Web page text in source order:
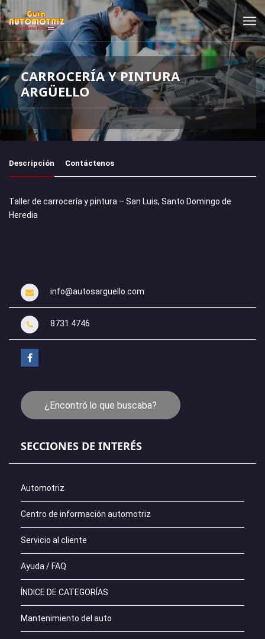
CARROCERÍA Y PINTURA
ARGÜELLO
Descripción Contáctenos
Taller de carrocería y pintura – San Luis, Santo Domingo de
Heredia
info@autosarguello.com
8731 4746
¿Encontró lo que buscaba?
SECCIONES DE INTERÉS
Automotriz
Centro de información automotriz
Servicio al cliente
Ayuda / FAQ
ÍNDICE DE CATEGORÍAS
Mantenimiento del auto